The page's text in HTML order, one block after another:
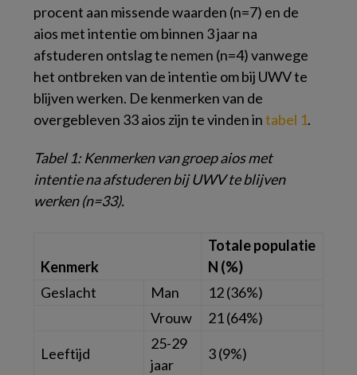
procent aan missende waarden (n=7) en de
aios met intentie om binnen 3 jaar na
afstuderen ontslag te nemen (n=4) vanwege
het ontbreken van de intentie om bij UWV te
blijven werken. De kenmerken van de
overgebleven 33 aios zijn te vinden intabel 1.
Tabel 1: Kenmerken van groep aios met
intentie na afstuderen bij UWV te blijven
werken (n=33).
Kenmerk
Totale populatie
N (%)
Geslacht
Man
12 (36%)
Vrouw
21 (64%)
Leeftijd
25-29
jaar
3 (9%)